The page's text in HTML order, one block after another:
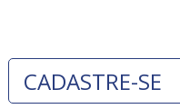
CADASTRE-SE